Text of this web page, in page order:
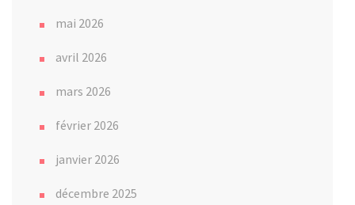
mai 2026
avril 2026
mars 2026
février 2026
janvier 2026
décembre 2025